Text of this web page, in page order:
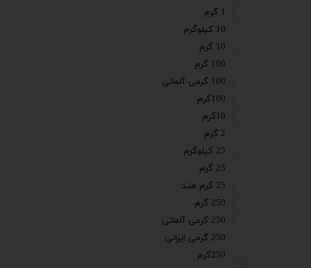
1 گرم
10 کیلوگرم
10 گرم
100 گرم
100 گرمی آلمانی
100گرم
10گرم
2 گرم
25 کیلوگرم
25 گرم
25 گرم هند
250 گرم
250 گرمی آلمانی
250 گرمی ایرانی
250گرم